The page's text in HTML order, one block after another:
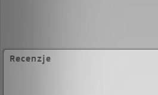
Recenzje